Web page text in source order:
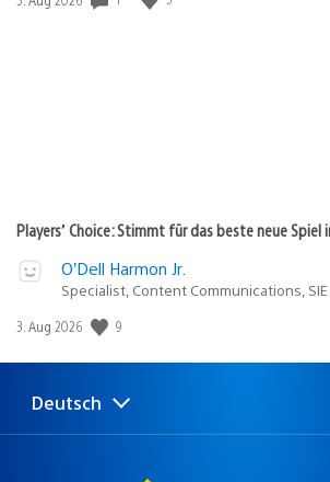
Players’ Choice: Stimmt für das beste neue Spiel
O’Dell Harmon Jr.
Specialist, Content Communications, SIE
Veröffentlichungsdatum:
3. Aug 2026 9
Select
a
Aktuelle
Region:
Deutsch